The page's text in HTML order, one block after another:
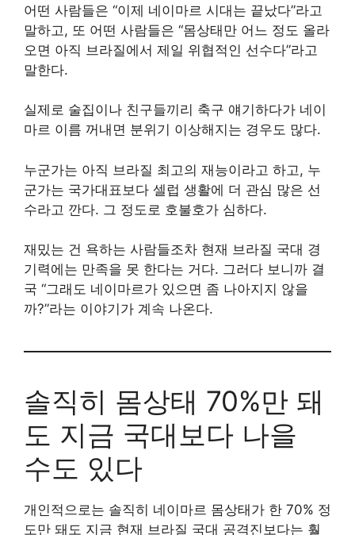
어떤 사람들은 “이제 네이마르 시대는 끝났다”라고
말하고, 또 어떤 사람들은 “몸상태만 어느 정도 올라
오면 아직 브라질에서 제일 위협적인 선수다”라고
말한다.
실제로 술집이나 친구들끼리 축구 얘기하다가 네이
마르 이름 꺼내면 분위기 이상해지는 경우도 많다.
누군가는 아직 브라질 최고의 재능이라고 하고, 누
군가는 국가대표보다 셀럽 생활에 더 관심 많은 선
수라고 깐다. 그 정도로 호불호가 심하다.
재밌는 건 욕하는 사람들조차 현재 브라질 국대 경
기력에는 만족을 못 한다는 거다. 그러다 보니까 결
국 “그래도 네이마르가 있으면 좀 나아지지 않을
까?”라는 이야기가 계속 나온다.
솔직히 몸상태 70%만 돼
도 지금 국대보다 나을
수도 있다
개인적으로는 솔직히 네이마르 몸상태가 한 70% 정
도만 돼도 지금 현재 브라질 국대 공격진보다는 훨